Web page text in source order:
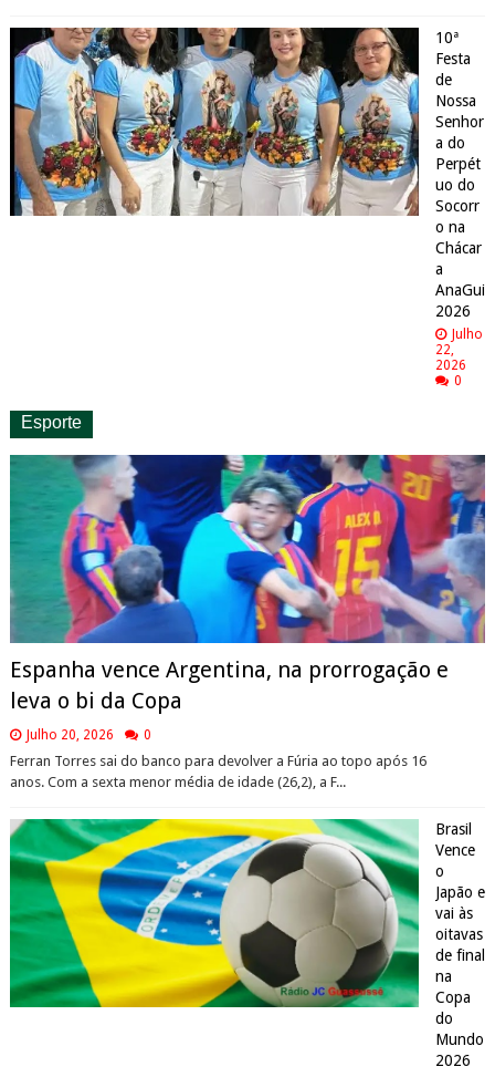
10ª
Festa
de
Nossa
Senhor
a do
Perpét
uo do
Socorr
o na
Chácar
a
AnaGui
2026
Julho
22,
2026
0
Esporte
Espanha vence Argentina, na prorrogação e
leva o bi da Copa
Julho 20, 2026 0
Ferran Torres sai do banco para devolver a Fúria ao topo após 16
anos. Com a sexta menor média de idade (26,2), a F...
Brasil
Vence
o
Japão e
vai às
oitavas
de final
na
Copa
do
Mundo
2026